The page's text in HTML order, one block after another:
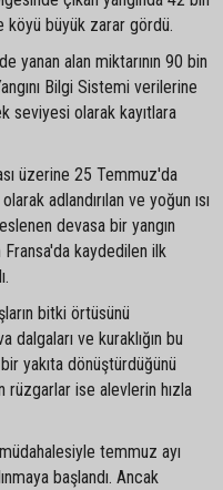
köyü büyük zarar gördü.
yanan alan miktarının 90 bin
Bilgi Sistemi verilerine
seviyesi olarak kayıtlara
üzerine 25 Temmuz'da
adlandırılan ve yoğun ısı
devasa bir yangın
kaydedilen ilk
bitki örtüsünü
dalgaları ve kuraklığın bu
yakıta dönüştürdüğünü
ise alevlerin hızla
temmuz ayı
başlandı. Ancak